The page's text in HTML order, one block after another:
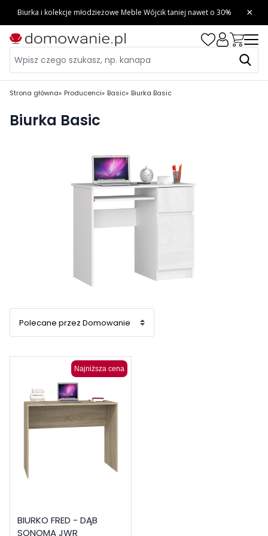
Strona główna Producenci Basic Biurka Basic
Biurka Basic
Najniższa cena
BIURKO FRED - DĄB
SONOMA JWR